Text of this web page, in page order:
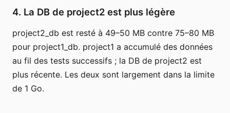
4. La DB de project2 est plus légère
project2_db est resté à 49–50 MB contre 75–80 MB
pour project1_db. project1 a accumulé des données
au fil des tests successifs ; la DB de project2 est
plus récente. Les deux sont largement dans la limite
de 1 Go.